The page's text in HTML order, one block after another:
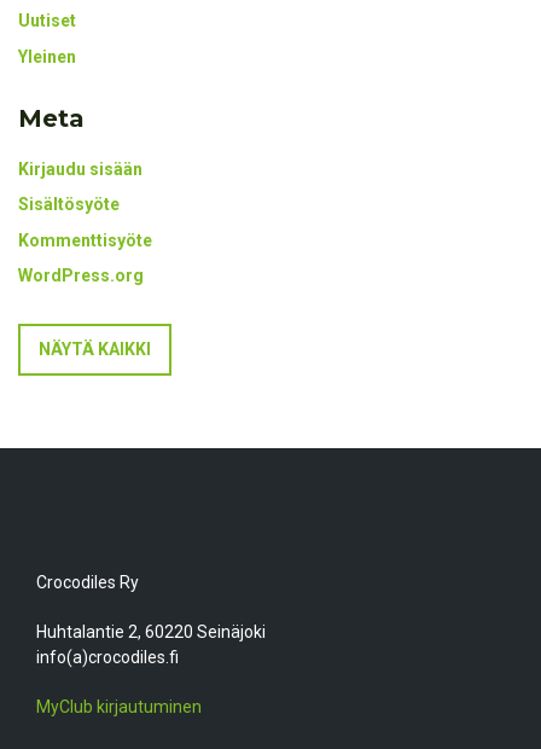
Uutiset
Yleinen
Meta
Kirjaudu sisään
Sisältösyöte
Kommenttisyöte
WordPress.org
NÄYTÄ KAIKKI
Crocodiles Ry
Huhtalantie 2, 60220 Seinäjoki
info(a)crocodiles.fi
MyClub kirjautuminen